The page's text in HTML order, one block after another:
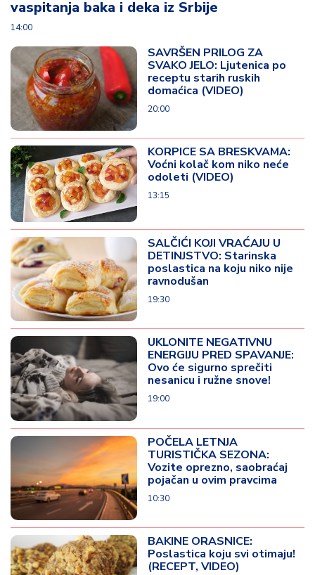
vaspitanja baka i deka iz Srbije
14:00
SAVRŠEN PRILOG ZA
SVAKO JELO: Ljutenica po
receptu starih ruskih
domaćica (VIDEO)
20:00
KORPICE SA BRESKVAMA:
Voćni kolač kom niko neće
odoleti (VIDEO)
13:15
SALČIĆI KOJI VRAĆAJU U
DETINJSTVO: Starinska
poslastica na koju niko nije
ravnodušan
19:30
UKLONITE NEGATIVNU
ENERGIJU PRED SPAVANJE:
Ovo će sigurno sprečiti
nesanicu i ružne snove!
19:00
POČELA LETNJA
TURISTIČKA SEZONA:
Vozite oprezno, saobraćaj
pojačan u ovim pravcima
10:30
BAKINE ORASNICE:
Poslastica koju svi otimaju!
(RECEPT, VIDEO)